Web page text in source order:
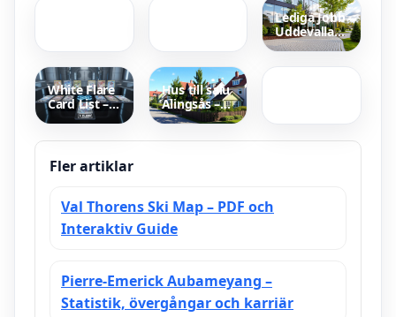
Lediga Jobb
Uddevalla
Kommun –
White Flare
Card List –
Unova
Prisdetaljer
Hus till salu
Alingsås –
Villor,
torp 2025
Caroline
Ringskog
Fler artiklar
Val Thorens Ski Map – PDF och
Interaktiv Guide
Pierre-Emerick Aubameyang –
Statistik, övergångar och karriär